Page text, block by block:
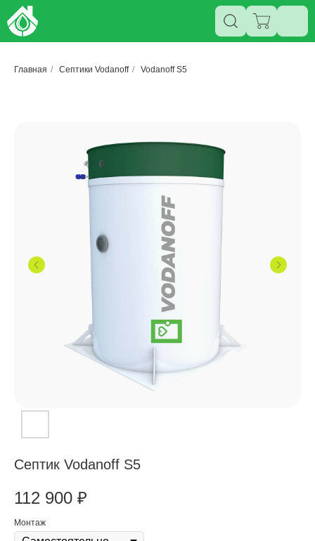
Главная / Септики Vodanoff / Vodanoff S5
Септик Vodanoff S5
112 900 ₽
Монтаж